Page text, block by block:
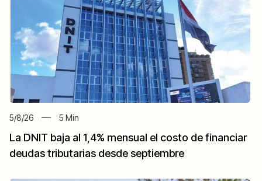
5/8/26 5 Min
La DNIT baja al 1,4% mensual el costo de financiar
deudas tributarias desde septiembre